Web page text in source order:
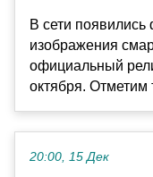
В сети
изображения
официальный
октября. Отметим
20:00, 15 Дек